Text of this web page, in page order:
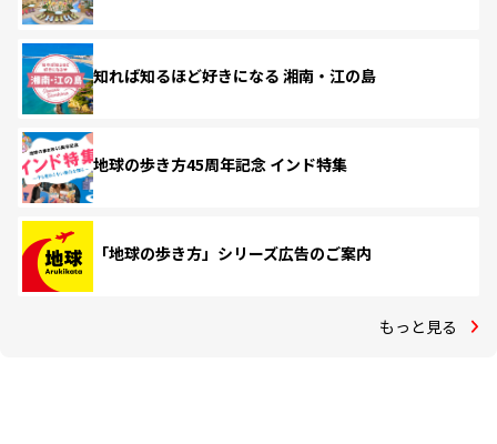
知れば知るほど好きになる 湘南・江の島
地球の歩き方45周年記念 インド特集
「地球の歩き方」シリーズ広告のご案内
もっと見る